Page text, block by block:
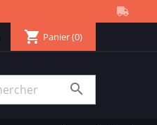
shopping_cart Panier(0)
